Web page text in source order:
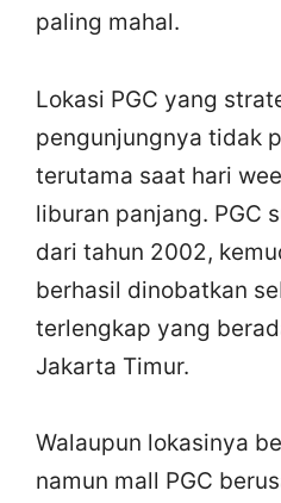
paling mahal.
Lokasi PGC yang
pengunjungnya tidak
terutama saat hari
liburan panjang. PGC
dari tahun 2002,
berhasil dinobatkan
terlengkap yang
Jakarta Timur.
Walaupun lokasinya
namun mall PGC